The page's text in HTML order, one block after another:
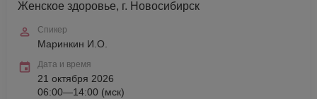
Женское здоровье, г. Новосибирск
Спикер
Маринкин И.О.
Дата и время
21 октября 2026
06:00—14:00 (мск)